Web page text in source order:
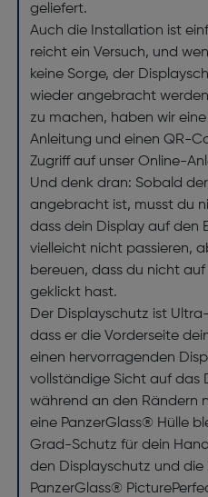
geliefert.
Auch die Installation ist
reicht ein Versuch, und
keine Sorge, der
wieder angebracht
zu machen, haben wir
Anleitung und einen QR-
Zugriff auf unser Online-
Und denk dran: Sobald
angebracht ist, musst du
dass dein Display auf den
vielleicht nicht passieren,
bereuen, dass du nicht
geklickt hast.
Der Displayschutz ist
dass er die Vorderseite
einen hervorragenden
vollständige Sicht auf das
während an den Rändern
eine PanzerGlass® Hülle
Grad-Schutz für dein
den Displayschutz und die
PanzerGlass®